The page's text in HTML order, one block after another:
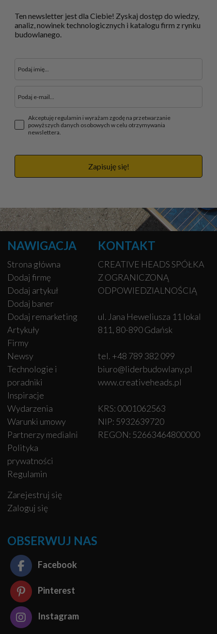
Ten newsletter jest dla Ciebie! Zyskaj dostęp do wiedzy,
analiz, nowinek technologicznych i katalogu firm z rynku
budowlanego.
Akceptuję regulamin i wyrażam zgodę na przetwarzanie
powyższych danych osobowych w celu otrzymywania
newslettera.
Zapisuję się!
NAWIGACJA
Strona główna
Dodaj firmę
Dodaj artykuł
Dodaj baner
Dodaj remarketing
Artykuły
Firmy
Newsy
Technologie i
poradniki
Inspiracje
Wydarzenia
Warunki umowy
Partnerzy medialni
Polityka
prywatności
Regulamin
Zarejestruj się
Zaloguj się
KONTAKT
CREATIVE HEADS SPÓŁKA
Z OGRANICZONĄ
ODPOWIEDZIALNOŚCIĄ
ul. Jana Heweliusza 11 lokal
811, 80-890 Gdańsk
tel. +48 789 382 099
biuro@liderbudowlany.pl
www.creativeheads.pl
KRS: 0001062563
NIP: 5932639720
REGON: 52663464800000
OBSERWUJ NAS
Facebook
Pinterest
Instagram